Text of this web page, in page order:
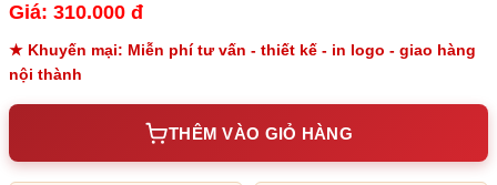
Giá: 310.000 đ
★ Khuyến mại: Miễn phí tư vấn - thiết kế - in logo - giao hàng
nội thành
THÊM VÀO GIỎ HÀNG